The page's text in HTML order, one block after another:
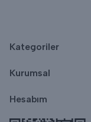
Kategoriler
Kurumsal
Hesabım